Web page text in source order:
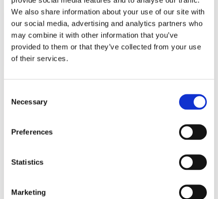
We also share information about your use of our site with
our social media, advertising and analytics partners who
may combine it with other information that you’ve
provided to them or that they’ve collected from your use
of their services.
Selection
Necessary
Preferences
Statistics
Marketing